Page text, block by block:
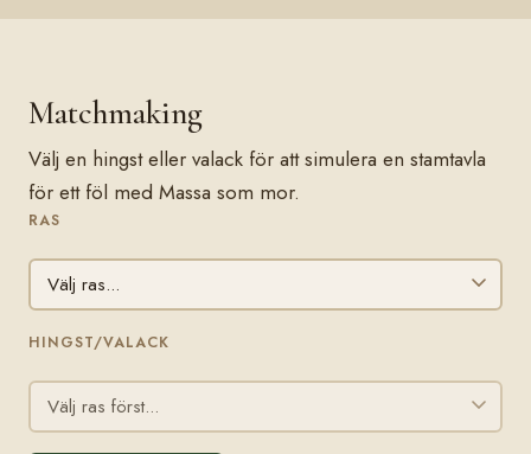
Matchmaking
Välj en hingst eller valack för att simulera en stamtavla
för ett föl med Massa som mor.
RAS
HINGST/VALACK